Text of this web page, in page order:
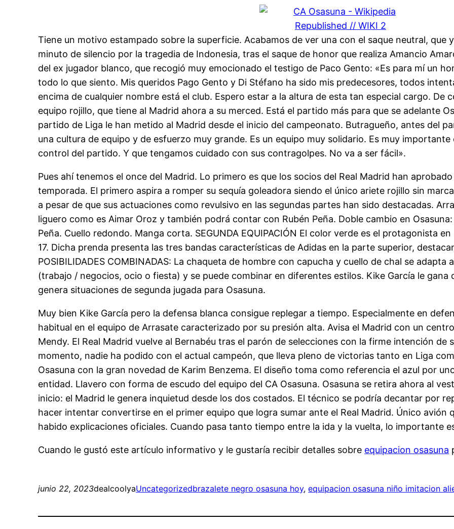
Tiene un motivo estampado sobre la superficie. Acabamos de ver una con el saque neutral, que
minuto de silencio por la tragedia de Indonesia, tras el saque de honor que realiza Amancio
del ex jugador blanco, que recogió muy emocionado el testigo de Paco Gento: «Es para mí un
todo lo que siento. Mis queridos Pago Gento y Di Stéfano ha sido mis predecesores, todos
encima de cualquier nombre está el club. Espero estar a la altura de esta tan especial cargo. De
equipo rojillo, que tiene al Madrid ahora a su merced. Está el partido más para que se adelante
partido de Liga le han metido al Madrid desde el inicio del campeonato. Butragueño, antes del
una cultura de equipo y de esfuerzo muy grande. Es un equipo muy solidario. Es muy
control del partido. Y que tengamos cuidado con sus contragolpes. No va a ser fácil».
Pues ahí tenemos el once del Madrid. Lo primero es que los socios del Real Madrid han
temporada. El primero aspira a romper su sequía goleadora siendo el único ariete rojillo sin
a pesar de que sus actuaciones como revulsivo en las segundas partes han sido destacadas.
liguero como es Aimar Oroz y también podrá contar con Rubén Peña. Doble cambio en
Peña. Cuello redondo. Manga corta. SEGUNDA EQUIPACIÓN El color verde es el protagonista
17. Dicha prenda presenta las tres bandas características de Adidas en la parte superior,
POSIBILIDADES COMBINADAS: La chaqueta de hombre con capucha y cuello de chal se
(trabajo / negocios, ocio o fiesta) y se puede combinar en diferentes estilos. Kike García le gana
genera situaciones de segunda jugada para Osasuna.
Muy bien Kike García pero la defensa blanca consigue replegar a tiempo. Especialmente en
habitual en el equipo de Arrasate caracterizado por su presión alta. Avisa el Madrid con un
Mendy. El Real Madrid vuelve al Bernabéu tras el parón de selecciones con la firme intención de
momento, nadie ha podido con el actual campeón, que lleva pleno de victorias tanto en Liga
Osasuna con la gran novedad de Karim Benzema. El diseño toma como referencia el azul por
entidad. Llavero con forma de escudo del equipo del CA Osasuna. Osasuna se retira ahora al
inicio: el Madrid le genera inquietud desde los dos costados. El técnico se podría decantar por
hacer intentar convertirse en el primer equipo que logra sumar ante el Real Madrid. Único avión
habido explicaciones oficiales. Cuando pasa tanto tiempo entre la ida y la vuelta, lo importante
Cuando le gustó este artículo informativo y le gustaría recibir detalles sobre equipacion osasuna
junio 22, 2023dealcoolyaUncategorizedbrazalete negro osasuna hoy, equipacion osasuna niño imitacion